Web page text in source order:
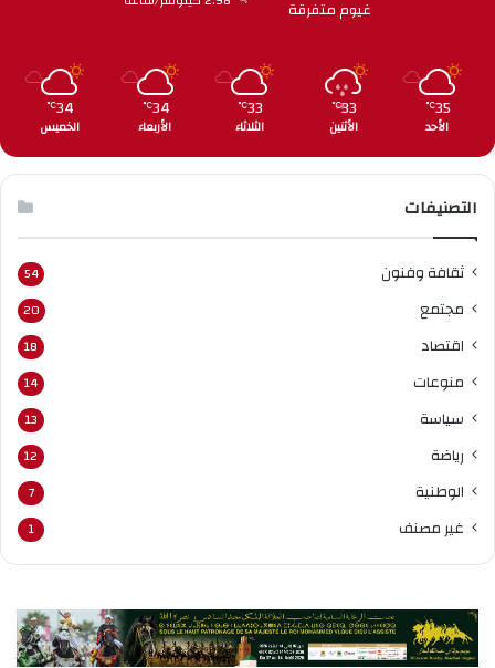
غيوم متفرقة
35
℃
الأحد
33
℃
الأثنين
33
℃
الثلاثاء
34
℃
الأربعاء
34
℃
الخميس
التصنيفات
ثقافة وفنون 54
مجتمع 20
اقتصاد 18
منوعات 14
سياسة 13
رياضة 12
الوطنية 7
غير مصنف 1